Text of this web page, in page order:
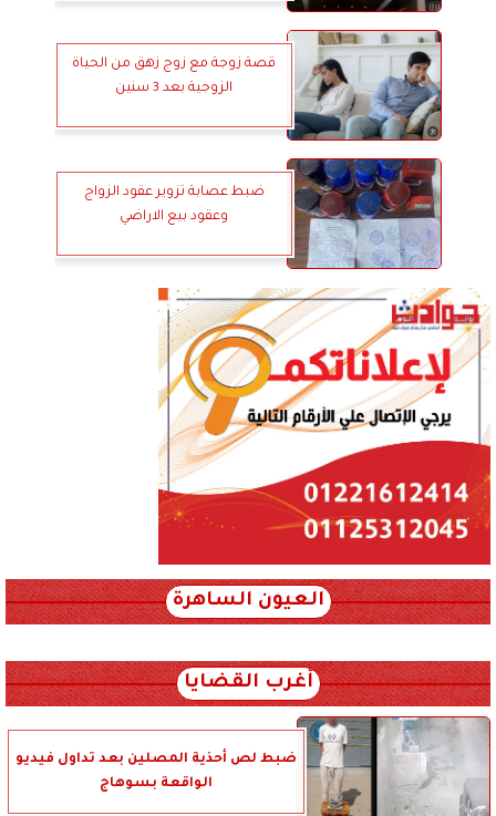
قصة زوجة مع زوج زهق من الحياة
الزوجية بعد 3 سنين
ضبط عصابة تزوير عقود الزواج
وعقود بيع الاراضي
العيون الساهرة
أغرب القضايا
ضبط لص أحذية المصلين بعد تداول فيديو
الواقعة بسوهاج